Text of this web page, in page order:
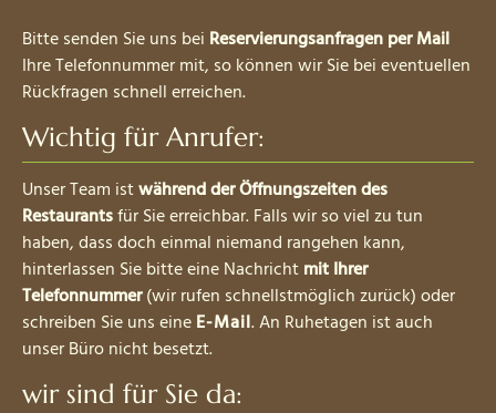
Bitte senden Sie uns bei Reservierungsanfragen per Mail
Ihre Telefonnummer mit, so können wir Sie bei eventuellen
Rückfragen schnell erreichen.
Wichtig für Anrufer:
Unser Team istwährend der Öffnungszeiten des
Restaurantsfür Sie erreichbar. Falls wir so viel zu tun
haben, dass doch einmal niemand rangehen kann,
hinterlassen Sie bitte eine Nachricht mit Ihrer
Telefonnummer(wir rufen schnellstmöglich zurück) oder
schreiben Sie uns eine E-Mail. An Ruhetagen ist auch
unser Büro nicht besetzt.
wir sind für Sie da: